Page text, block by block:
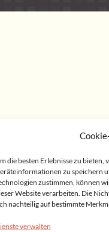
die besten Erlebnisse zu
zu speichern
zustimmen, können
Website verarbeiten. Die
nachteilig auf bestimmte
verwalten